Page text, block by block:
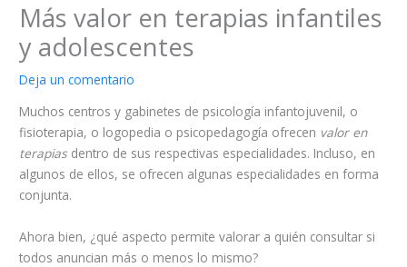
Más valor en terapias infantiles
y adolescentes
Deja un comentario
Muchos centros y gabinetes de psicología infantojuvenil, o
fisioterapia, o logopedia o psicopedagogía ofrecen valor en
terapiasdentro de sus respectivas especialidades. Incluso, en
algunos de ellos, se ofrecen algunas especialidades en forma
conjunta.
Ahora bien, ¿qué aspecto permite valorar a quién consultar si
todos anuncian más o menos lo mismo?